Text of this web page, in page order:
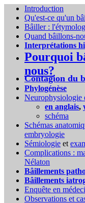
Introduction
Qu'est-ce qu'un
Bâiller :
Quand bâillons-
Interprétations
Pourquoi
nous?
Contagion du
Phylogénèse
Neurophysiologie
en anglais,
schéma
Schémas
embryologie
Sémiologie et
Complications :
Nélaton
Bâillements
Bâillements
Enquête en
Observations et